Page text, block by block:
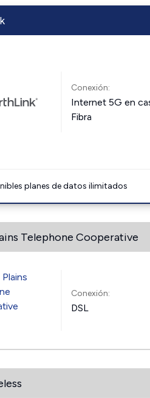
Conexión:
Internet 5G en
Fibra
planes de datos ilimitados
Telephone Cooperative
Conexión:
DSL